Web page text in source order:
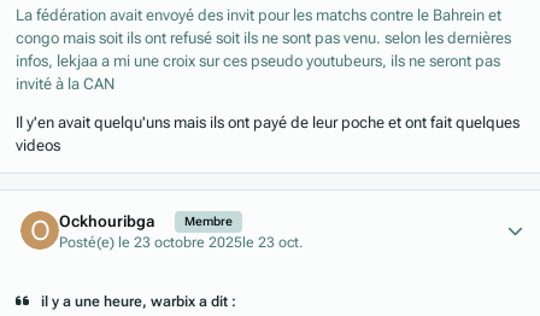
La fédération avait envoyé des invit pour les matchs contre le Bahrein et
congo mais soit ils ont refusé soit ils ne sont pas venu. selon les dernières
infos, lekjaa a mi une croix sur ces pseudo youtubeurs, ils ne seront pas
invité à la CAN
Il y'en avait quelqu'uns mais ils ont payé de leur poche et ont fait quelques
videos
Ockhouribga Membre
Posté(e) le 23 octobre 2025le 23 oct.
il y a une heure, warbix a dit :